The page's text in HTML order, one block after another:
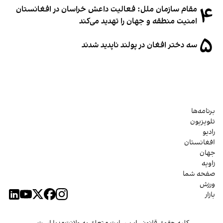
۴ مقام سازمان ملل: فعالیت داعش خراسان در افغانستان
امنیت منطقه و جهان را تهدید می‌کند
۵ سه دختر افغان در پولند ناپدید شدند
برنامه‌ها
تلویزیون
رادیو
افغانستان
جهان
زاویه
صفحه شما
ورزش
بازار